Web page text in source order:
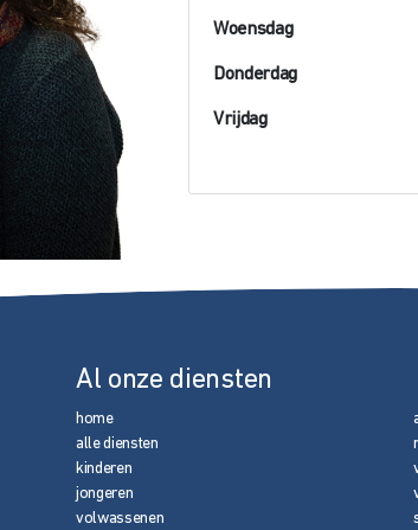
Woensdag
Donderdag
Vrijdag
Al onze diensten
home
alle diensten
kinderen
jongeren
volwassenen